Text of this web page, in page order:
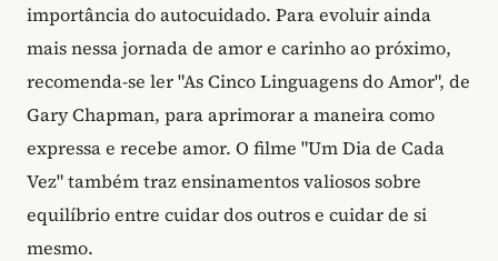
importância do autocuidado. Para evoluir ainda
mais nessa jornada de amor e carinho ao próximo,
recomenda-se ler "As Cinco Linguagens do Amor", de
Gary Chapman, para aprimorar a maneira como
expressa e recebe amor. O filme "Um Dia de Cada
Vez" também traz ensinamentos valiosos sobre
equilíbrio entre cuidar dos outros e cuidar de si
mesmo.